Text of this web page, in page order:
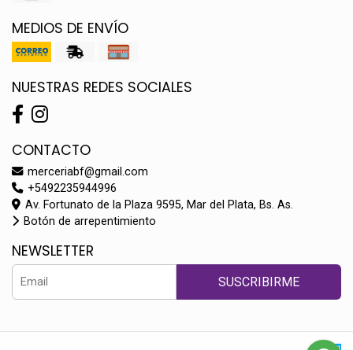
MEDIOS DE ENVÍO
NUESTRAS REDES SOCIALES
CONTACTO
merceriabf@gmail.com
+5492235944996
Av. Fortunato de la Plaza 9595, Mar del Plata, Bs. As.
Botón de arrepentimiento
NEWSLETTER
SUSCRIBIRME